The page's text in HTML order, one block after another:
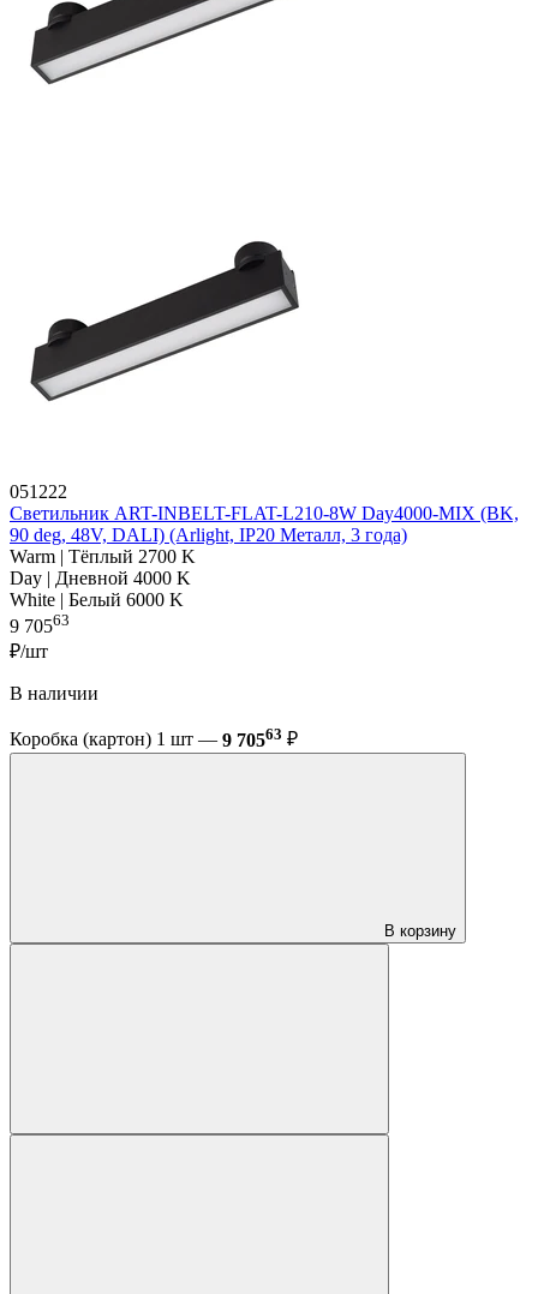
051222
Светильник ART-INBELT-FLAT-L210-8W Day4000-MIX (BK,
90 deg, 48V, DALI) (Arlight, IP20 Металл, 3 года)
Warm | Тёплый 2700 K
Day | Дневной 4000 K
White | Белый 6000 K
9 70563
₽/шт
В наличии
Коробка (картон) 1 шт — 9 70563 ₽
В корзину